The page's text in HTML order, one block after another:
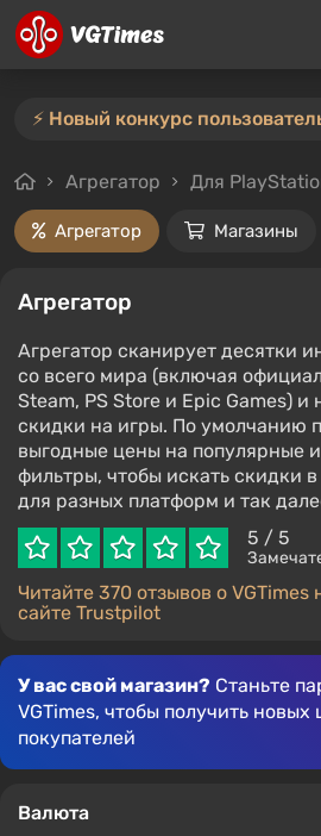
Агрегатор Для
Агрегатор Магазины
Агрегатор
Агрегатор сканирует десятки
со всего мира (включая
Steam, PS Store и Epic Games)
скидки на игры. По умолчанию
выгодные цены на популярные
фильтры, чтобы искать скидки
для разных платформ и так
5 / 5
Читайте 370 отзывов о
сайте Trustpilot
У вас свой магазин? Станьте
VGTimes, чтобы получить новых
покупателей
Валюта